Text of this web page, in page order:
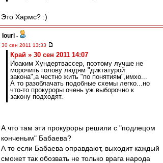
Это Хармс? :)
Iouri -
30 сен 2011 13:33
Край » 30 сен 2011 14:07
Иоаким Хундертвассер, поэтому лучше не
морочить голову людям "диктатурой
закона",а честно жить "по понятиям",имхо...
А то разоблачать подобные схемы легко...но
что-то прокуроры очень уж выборочно к
закону подходят.
А что там эти прокуроры решили с "подлецом
конченым" Бабаева?
А то если Бабаева оправдают, выходит каждый
сможет так обозвать не только врага народа